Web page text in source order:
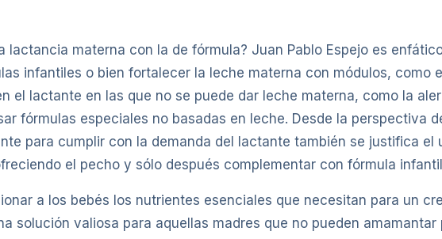
materna con la de fórmula? Juan Pablo Espejo es
infantiles o bien fortalecer la leche materna con módulos, como
el lactante en las que no se puede dar leche materna, como la
fórmulas especiales no basadas en leche. Desde la perspectiva
para cumplir con la demanda del lactante también se justifica el
el pecho y sólo después complementar con fórmula
a los bebés los nutrientes esenciales que necesitan para un
solución valiosa para aquellas madres que no pueden amamantar